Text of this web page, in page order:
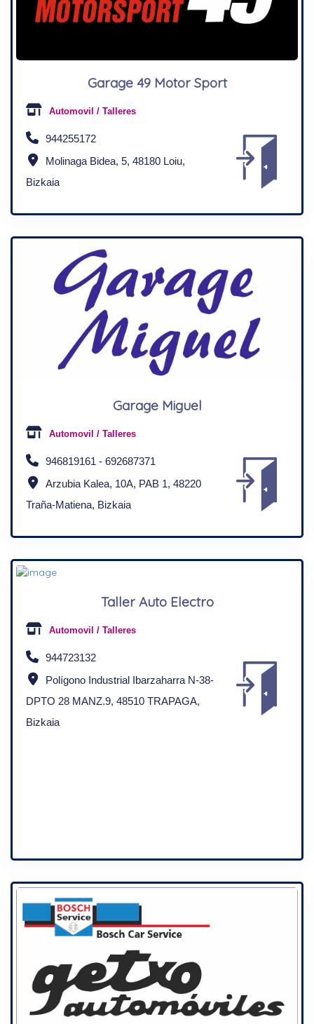
Garage 49 Motor Sport
Automovil / Talleres
944255172
Molinaga Bidea, 5, 48180 Loiu,
Bizkaia
Garage Miguel
Automovil / Talleres
946819161 - 692687371
Arzubia Kalea, 10A, PAB 1, 48220
Traña-Matiena, Bizkaia
Taller Auto Electro
Automovil / Talleres
944723132
Polígono Industrial Ibarzaharra N-38-
DPTO 28 MANZ.9, 48510 TRAPAGA,
Bizkaia